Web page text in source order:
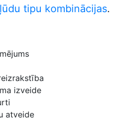
tipu kombinācijas.
izveide
atveide